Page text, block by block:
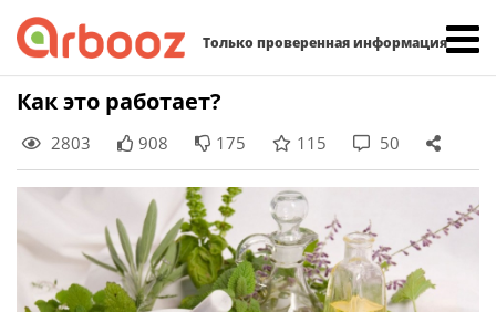
Только проверенная информация
Skip
content
Как это работает?
2803 908 175 115 50
Найти: